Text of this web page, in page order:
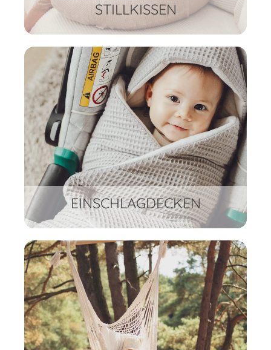
STILLKISSEN
EINSCHLAGDECKEN